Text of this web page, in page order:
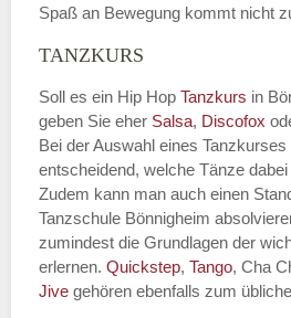
Spaß an Bewegung kommt nicht
TANZKURS
Soll es ein Hip Hop Tanzkurs in
geben Sie eher Salsa, Discofox
Bei der Auswahl eines
entscheidend, welche Tänze
Zudem kann man auch einen
Tanzschule Bönnigheim
zumindest die Grundlagen der
erlernen. Quickstep, Tango, Cha
Jive gehören ebenfalls zum